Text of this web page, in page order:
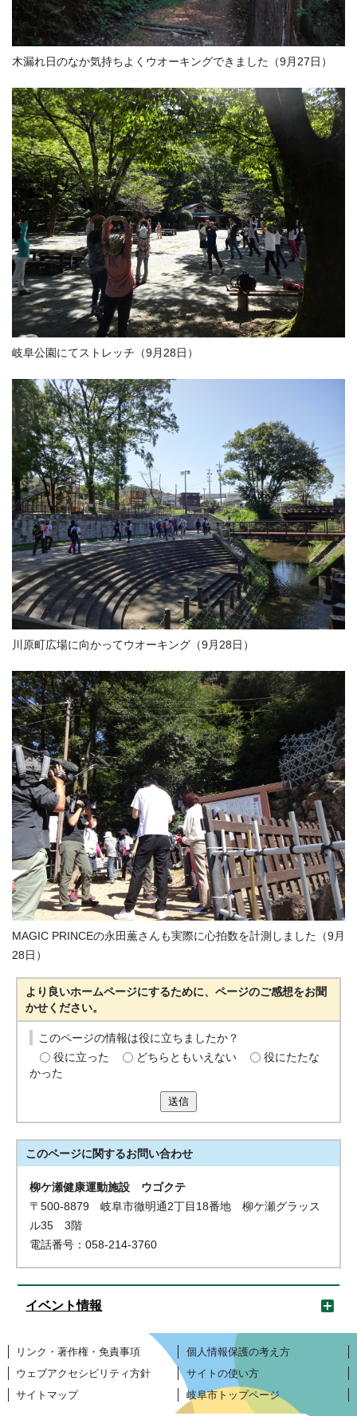
木漏れ日のなか気持ちよくウオーキングできました（9月27日）
岐阜公園にてストレッチ（9月28日）
川原町広場に向かってウオーキング（9月28日）
MAGIC PRINCEの永田薫さんも実際に心拍数を計測しました（9月
28日）
より良いホームページにするために、ページのご感想をお聞
かせください。
このページの情報は役に立ちましたか？
役に立った
どちらともいえない
役にたたな
かった
送信
このページに関するお問い合わせ
柳ケ瀬健康運動施設 ウゴクテ
〒500-8879 岐阜市徹明通2丁目18番地 柳ケ瀬グラッス
ル35 3階
電話番号：058-214-3760
イベント情報
リンク・著作権・免責事項
個人情報保護の考え方
ウェブアクセシビリティ方針
サイトの使い方
サイトマップ
岐阜市トップページ